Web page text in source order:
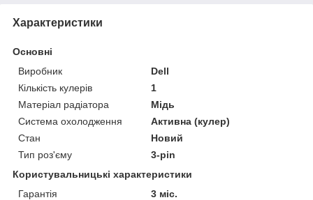
Характеристики
Основні
Виробник
Dell
Кількість кулерів
1
Матеріал радіатора
Мідь
Система охолодження
Активна (кулер)
Стан
Новий
Тип роз'єму
3-pin
Користувальницькі характеристики
Гарантія
3 міс.